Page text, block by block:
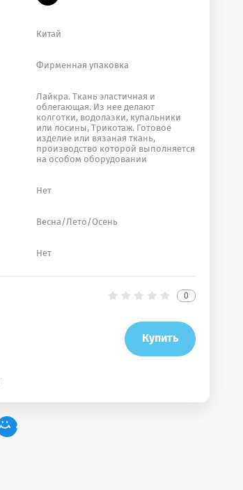
Китай
Фирменная упаковка
Лайкра. Ткань эластичная и
облегающая. Из нее делают
колготки, водолазки, купальники
или лосины, Трикотаж. Готовое
изделие или вязаная ткань,
производство которой выполняется
на особом оборудовании
Нет
Весна/Лето/Осень
Нет
0
Купить